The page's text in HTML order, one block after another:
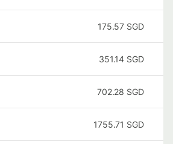
175.57 SGD
351.14 SGD
702.28 SGD
1755.71 SGD